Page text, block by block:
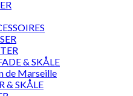
& SKÅLE
de Marseille
& SKÅLE